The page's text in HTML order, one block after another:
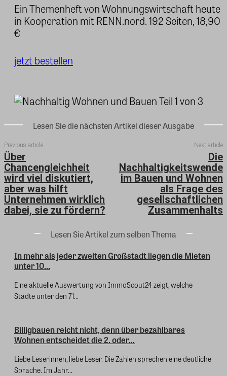
Ein Themenheft von Wohnungswirtschaft heute
in Kooperation mit RENN.nord. 192 Seiten, 18,90
€
jetzt bestellen
Lesen Sie die nächsten Artikel dieser Ausgabe
Previous article
Über
Chancengleichheit
wird viel diskutiert,
aber was hilft
Unternehmen wirklich
dabei, sie zu fördern?
Next article
Die
Nachhaltigkeitswende
im Bauen und Wohnen
als Frage des
gesellschaftlichen
Zusammenhalts
Lesen Sie Artikel zum selben Thema
In mehr als jeder zweiten Großstadt liegen die Mieten
unter 10...
Eine aktuelle Auswertung von ImmoScout24 zeigt, welche
Städte unter den 71...
Billigbauen reicht nicht, denn über bezahlbares
Wohnen entscheidet die 2. oder...
Liebe Leserinnen, liebe Leser. Die Zahlen sprechen eine deutliche
Sprache. Im Jahr...